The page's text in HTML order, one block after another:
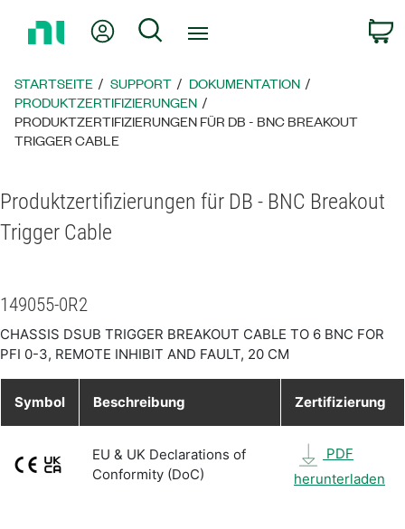
zur
Mein KontoSuche
STARTSEITE SUPPORT
DOKUMENTATION
PRODUKTZERTIFIZIERUNGEN
PRODUKTZERTIFIZIERUNGEN FÜR DB - BNC BREAKOUT
TRIGGER CABLE
Produktzertifizierungen für DB - BNC Breakout
Trigger Cable
149055-0R2
CHASSIS DSUB TRIGGER BREAKOUT CABLE TO 6 BNC FOR
PFI 0-3, REMOTE INHIBIT AND FAULT, 20 CM
Symbol Beschreibung Zertifizierung
EU & UK Declarations of
Conformity (DoC)
PDF
herunterladen